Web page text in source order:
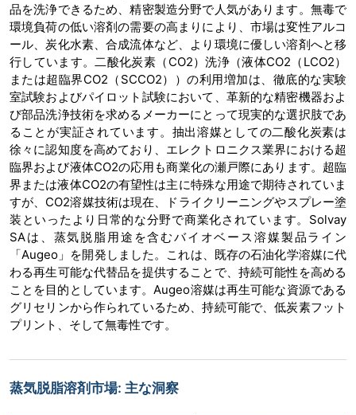
品を洗浄できるため、精密製造分野で人気があります。無毒で
環境負荷の低い溶剤の需要の高まりにより、市場は変性アルコ
ール、炭化水素、合成流体など、より環境に優しい溶剤へと移
行しています。二酸化炭素（CO2）洗浄（液体CO2（LCO2）
または超臨界CO2（SCCO2））の利用増加は、徹底的な実験
室試験およびパイロット試験において、革新的な精密機器およ
び部品洗浄技術を求めるメーカーにとって現実的な選択肢であ
ることが実証されています。抽出溶媒としての二酸化炭素は
徐々に認知度を高めており、エレクトロニクス業界における超
臨界および液体CO2の応用も商業化の瀬戸際にあります。超臨
界または液体CO2の有望性は主に特殊な用途で期待されていま
すが、CO2溶媒技術は現在、ドライクリーニングやスプレー塗
装といったより日常的な分野で商業化されています。Solvay
SAは、蒸気脱脂用途を含むバイオベース溶媒製品ライン
「Augeo」を開発しました。これは、既存の石油化学溶媒に代
わる再生可能な代替品を提供することで、持続可能性を高める
ことを目的としています。Augeo溶媒は再生可能な資源である
グリセリンから作られているため、持続可能で、低炭素フット
プリント、そして無毒性です。
蒸気脱脂溶剤市場: 主な洞察